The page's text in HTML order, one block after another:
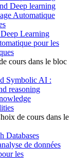
Deep learning
Automatique
Learning
pour les
cours dans le bloc
Symbolic AI :
reasoning
de cours dans le
Databases
de données
les